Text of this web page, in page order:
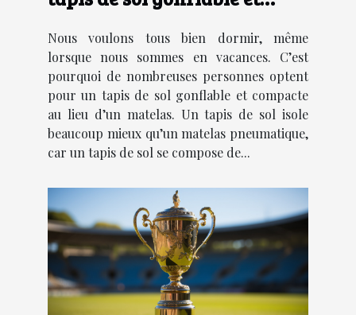
Nous voulons tous bien dormir, même
lorsque nous sommes en vacances. C’est
pourquoi de nombreuses personnes optent
pour un tapis de sol gonflable et compacte
au lieu d’un matelas. Un tapis de sol isole
beaucoup mieux qu’un matelas pneumatique,
car un tapis de sol se compose de...